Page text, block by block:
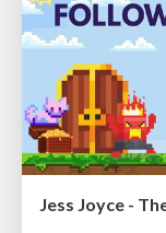
Jess Joyce -